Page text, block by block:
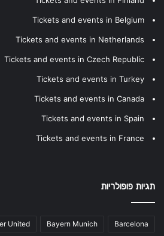
Tickets and events in Belgium
Tickets and events in Netherlands
Tickets and events in Czech Republic
Tickets and events in Turkey
Tickets and events in Canada
Tickets and events in Spain
Tickets and events in France
תגיות פופולריות
Barcelona
Bayern Munich
United